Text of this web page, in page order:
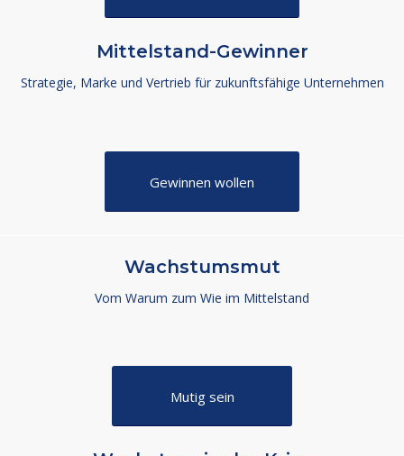
Mittelstand-Gewinner
Strategie, Marke und Vertrieb für zukunftsfähige Unternehmen
Gewinnen wollen
Wachstumsmut
Vom Warum zum Wie im Mittelstand
Mutig sein